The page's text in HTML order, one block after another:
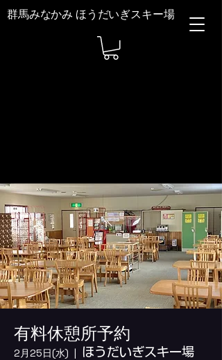
群馬みなかみ ほうだいぎスキー場
有料休憩所予約
2月25日(水)
  |
ほうだいぎスキー場